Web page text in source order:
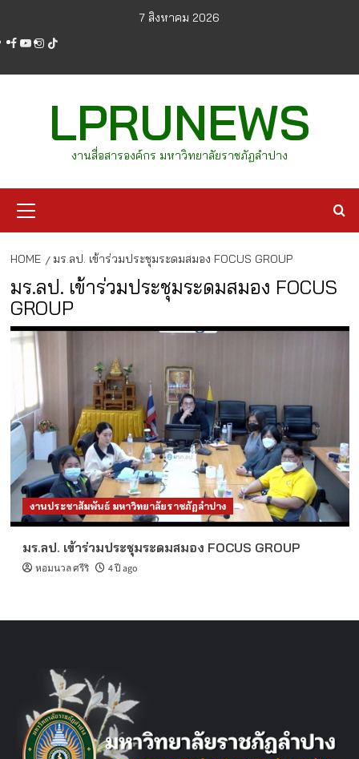
content
7 สิงหาคม 2026
facebook
youtube
instagram
tiktok
LPRUNEWS
งานสื่อสารองค์กร มหาวิทยาลัยราชภัฏลำปาง
Menu
HOME มร.ลป. เข้าร่วมประชุมระดมสมอง FOCUS GROUP
มร.ลป. เข้าร่วมประชุมระดมสมอง FOCUS
GROUP
งานประชาสัมพันธ์ มหาวิทยาลัยราชภัฏลำปาง
มร.ลป. เข้าร่วมประชุมระดมสมอง FOCUS GROUP
หอมนวล ศรีริ 4 ปี ago